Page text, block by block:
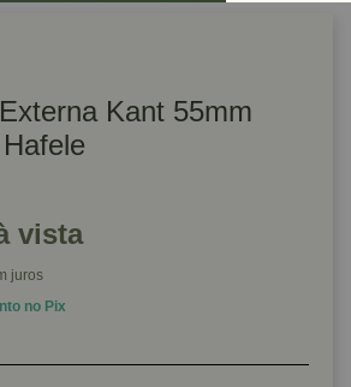
Kant 55mm
vista
juros
no Pix